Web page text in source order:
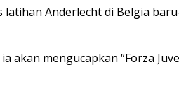
Anderlecht di Belgia
mengucapkan “Forza